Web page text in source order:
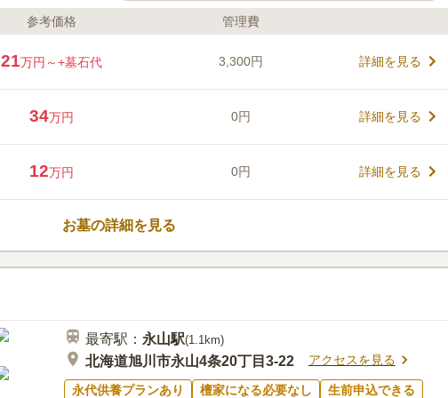
ライフドット編集部のコメント
並んでいます。 区域は3㎡から6㎡とゆとりがあり、隣に
ことなくお参りすることができます。 石碑や石灯篭など
と一緒に埋葬する区画やペット供養墓があることも特長の
つです。 生前申し込みや墓じまいにも対応してくれるの
口コミ評価
この霊園はまだ誰からも評価されていません。
参考価格 管理費
21万円～+墓石代 3,300円 詳細を見る
34万円 0円 詳細を見る
12万円 0円 詳細を見る
お墓の詳細を見る
最寄駅： 永山駅(1.1km)
北海道旭川市永山4条20丁目3-22 アクセスを見る
永代供養プランあり 檀家になる必要なし
生前申込できる